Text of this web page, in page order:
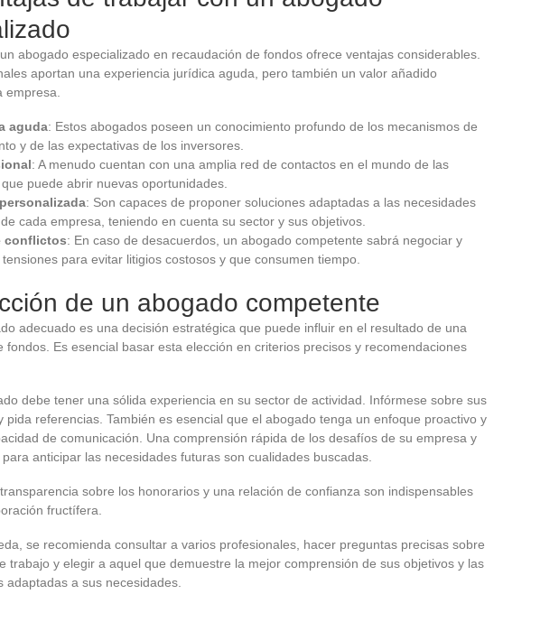
abogado especializado en recaudación de fondos ofrece ventajas considerables.
aportan una experiencia jurídica aguda, pero también un valor añadido
empresa.
aguda: Estos abogados poseen un conocimiento profundo de los mecanismos de
y de las expectativas de los inversores.
: A menudo cuentan con una amplia red de contactos en el mundo de las
puede abrir nuevas oportunidades.
: Son capaces de proponer soluciones adaptadas a las necesidades
cada empresa, teniendo en cuenta su sector y sus objetivos.
conflictos: En caso de desacuerdos, un abogado competente sabrá negociar y
para evitar litigios costosos y que consumen tiempo.
de un abogado competente
adecuado es una decisión estratégica que puede influir en el resultado de una
fondos. Es esencial basar esta elección en criterios precisos y recomendaciones
debe tener una sólida experiencia en su sector de actividad. Infórmese sobre sus
pida referencias. También es esencial que el abogado tenga un enfoque proactivo y
de comunicación. Una comprensión rápida de los desafíos de su empresa y
anticipar las necesidades futuras son cualidades buscadas.
sobre los honorarios y una relación de confianza son indispensables
fructífera.
se recomienda consultar a varios profesionales, hacer preguntas precisas sobre
trabajo y elegir a aquel que demuestre la mejor comprensión de sus objetivos y las
adaptadas a sus necesidades.